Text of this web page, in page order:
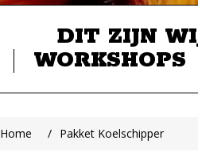
DIT ZIJN
WORKSHOPS
Home / Pakket Koelschipper